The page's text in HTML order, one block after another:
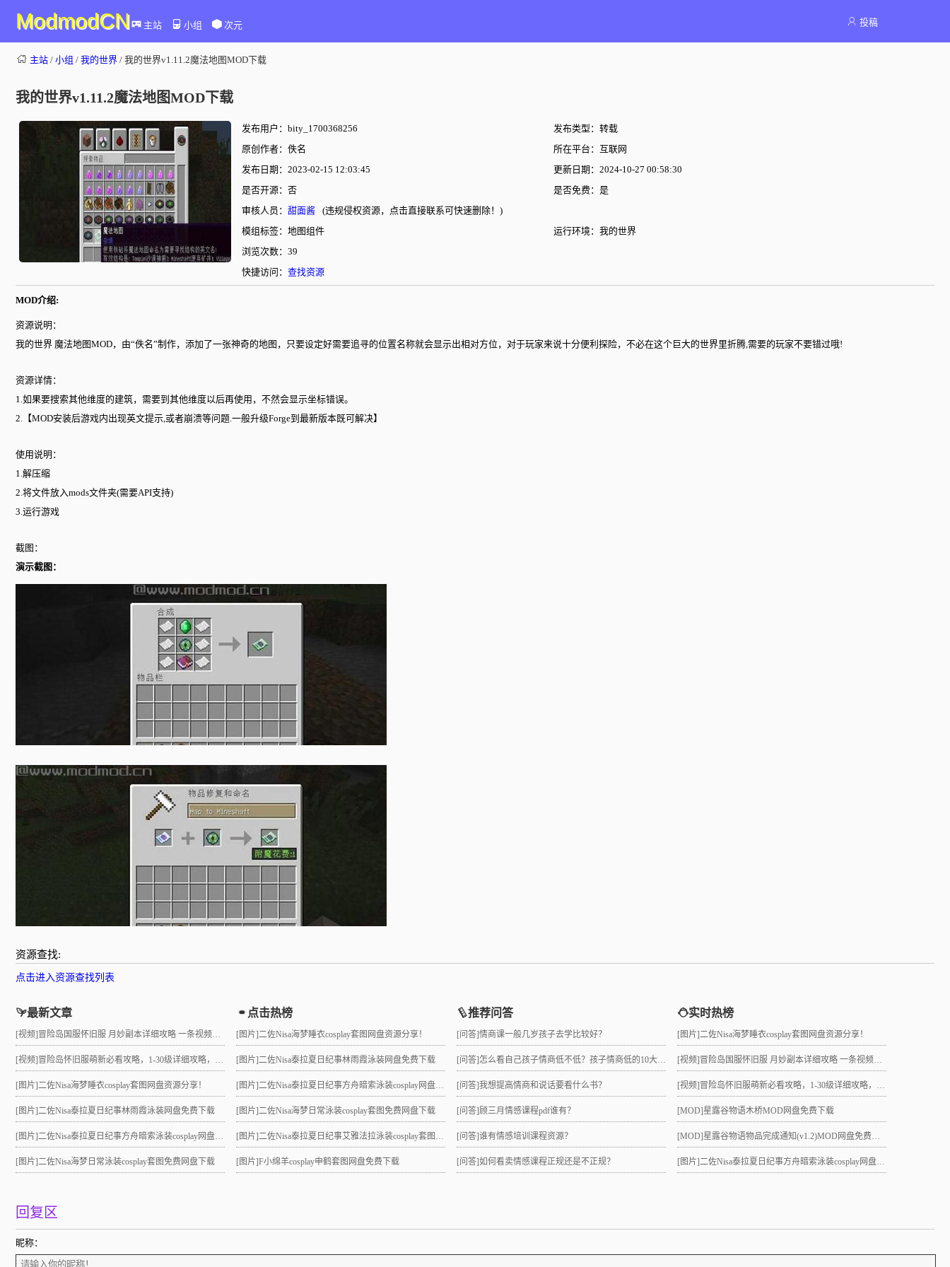
ModmodCN 主站 小组 次元 投稿
主站 / 小组 / 我的世界 / 我的世界v1.11.2魔法地图MOD下载
我的世界v1.11.2魔法地图MOD下载
发布用户：bity_1700368256
发布类型：转载
原创作者：佚名
所在平台：互联网
发布日期：2023-02-15 12:03:45
更新日期：2024-10-27 00:58:30
是否开源：否
是否免费：是
审核人员： 甜面酱
(违规侵权资源，点击直接联系可快速删除！)
模组标签：地图组件
运行环境：我的世界
浏览次数：39
快捷访问： 查找资源
MOD介绍:
资源说明：
我的世界 魔法地图MOD，由“佚名”制作，添加了一张神奇的地图，只要设定好需要追寻的位置名称就会显示出相对方位，对于玩家来说十分便利探险，不必在这个巨大的世界里折腾,需要的玩家不要错过哦!
资源详情：
1.如果要搜索其他维度的建筑，需要到其他维度以后再使用，不然会显示坐标错误。
2.【MOD安装后游戏内出现英文提示,或者崩溃等问题.一般升级Forge到最新版本既可解决】
使用说明：
1.解压缩
2.将文件放入mods文件夹(需要API支持)
3.运行游戏
截图：
演示截图：
资源查找:
点击进入资源查找列表
最新文章
[视频] 冒险岛国服怀旧服 月妙副本详细攻略 一条视频助力10级直升21 组队不求人
[视频] 冒险岛怀旧服萌新必看攻略，1-30级详细攻略，3小时就能到21级！
[图片]二佐Nisa海梦睡衣cosplay套图网盘资源分享！
[图片]二佐Nisa泰拉夏日纪事林雨霞泳装网盘免费下载
[图片]二佐Nisa泰拉夏日纪事方舟暗索泳装cosplay网盘分享！
[图片]二佐Nisa海梦日常泳装cosplay套图免费网盘下载
点击热榜
[图片]二佐Nisa海梦睡衣cosplay套图网盘资源分享！
[图片]二佐Nisa泰拉夏日纪事林雨霞泳装网盘免费下载
[图片]二佐Nisa泰拉夏日纪事方舟暗索泳装cosplay网盘分享！
[图片]二佐Nisa海梦日常泳装cosplay套图免费网盘下载
[图片]二佐Nisa泰拉夏日纪事艾雅法拉泳装cosplay套图网盘免费下载
[图片]F小绵羊cosplay申鹤套图网盘免费下载
推荐问答
[问答]情商课一般几岁孩子去学比较好？
[问答] 怎么看自己孩子情商低不低？孩子情商低的10大特征是真的吗？
[问答]我想提高情商和说话要看什么书？
[问答]顾三月情感课程pdf谁有？
[问答]谁有情感培训课程资源？
[问答]如何看卖情感课程正规还是不正规？
实时热榜
[图片]二佐Nisa海梦睡衣cosplay套图网盘资源分享！
[视频] 冒险岛国服怀旧服 月妙副本详细攻略 一条视频助力10级直升21 组队不求人
[视频] 冒险岛怀旧服萌新必看攻略，1-30级详细攻略，3小时就能到21级！
[MOD] 星露谷物语木桥MOD网盘免费下载
[MOD] 星露谷物语物品完成通知(v1.2)MOD网盘免费下载
[图片]二佐Nisa泰拉夏日纪事方舟暗索泳装cosplay网盘分享！
回复区
昵称：